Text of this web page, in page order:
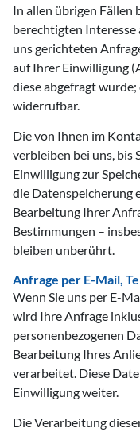
In allen übrigen Fällen
berechtigten Interesse
uns gerichteten
auf Ihrer Einwilligung
diese abgefragt
widerrufbar.
Die von Ihnen im
verbleiben bei uns, bis
Einwilligung zur
die Datenspeicherung
Bearbeitung Ihrer
Bestimmungen –
bleiben unberührt.
Anfrage per E-Mail,
Wenn Sie uns per E-
wird Ihre Anfrage
personenbezogenen
Bearbeitung Ihres
verarbeitet. Diese
Einwilligung weiter.
Die Verarbeitung